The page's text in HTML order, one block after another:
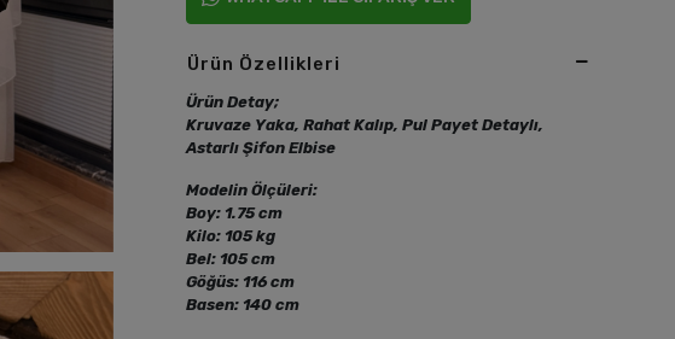
Ürün Özellikleri
Ürün Detay;
Kruvaze Yaka, Rahat Kalıp, Pul Payet Detaylı,
Astarlı Şifon Elbise
Modelin Ölçüleri:
Boy: 1.75 cm
Kilo: 105 kg
Bel: 105 cm
Göğüs: 116 cm
Basen: 140 cm